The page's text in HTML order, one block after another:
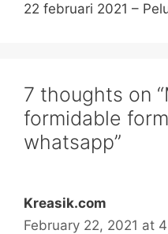
22 februari 2021 –
7 thoughts on
formidable
whatsapp”
Kreasik.com
February 22, 2021 at